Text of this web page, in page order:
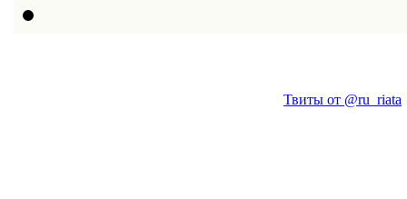
Твиты от @ru_riata